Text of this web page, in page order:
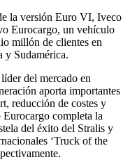
la versión Euro VI, Iveco
Eurocargo, un vehículo
millón de clientes en
Sudamérica.
del mercado en
aporta importantes
reducción de costes y
completa la
del éxito del Stralis y
‘Truck of the